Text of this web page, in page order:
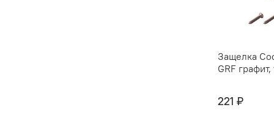
Защелка
GRF
221 ₽